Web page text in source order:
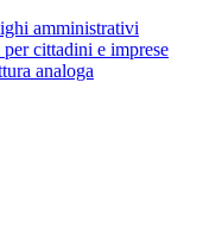
amministrativi
cittadini e imprese
analoga